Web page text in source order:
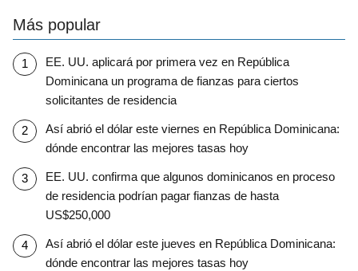
Más popular
EE. UU. aplicará por primera vez en República
Dominicana un programa de fianzas para ciertos
solicitantes de residencia
Así abrió el dólar este viernes en República Dominicana:
dónde encontrar las mejores tasas hoy
EE. UU. confirma que algunos dominicanos en proceso
de residencia podrían pagar fianzas de hasta
US$250,000
Así abrió el dólar este jueves en República Dominicana:
dónde encontrar las mejores tasas hoy